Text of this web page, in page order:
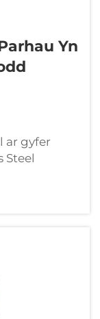
Yn
ar gyfer
Steel
yn
ar